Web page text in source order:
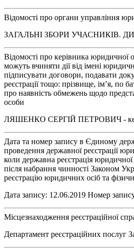
Відомості про органи управління
ЗАГАЛЬНІ ЗБОРИ УЧАСНИКІВ.
Відомості про керівника юридичної
можуть вчиняти дії від імені
підписувати договори, подавати
реєстрації тощо: прізвище, ім’я, по
про наявність обмежень щодо
особи
ЛЯШЕНКО СЕРГІЙ ПЕТРОВИЧ -
Дата та номер запису в Єдиному
проведення державної реєстрації
коли державна реєстрація
після набрання чинності Законом
реєстрацію юридичних осіб та
Дата запису: 12.06.2019 Номер
Місцезнаходження реєстраційної
Департамент реєстраційних послуг